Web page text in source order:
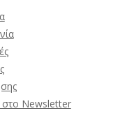
Newsletter